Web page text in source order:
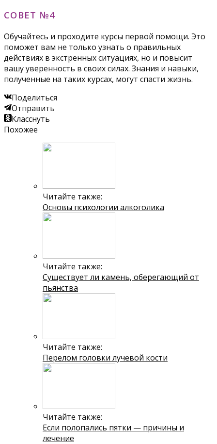
СОВЕТ №4
Обучайтесь и проходите курсы первой помощи. Это
поможет вам не только узнать о правильных
действиях в экстренных ситуациях, но и повысит
вашу уверенность в своих силах. Знания и навыки,
полученные на таких курсах, могут спасти жизнь.
Поделиться
Отправить
Класснуть
Похожее
Читайте также:
Основы психологии алкоголика
Читайте также:
Существует ли камень, оберегающий от
пьянства
Читайте также:
Перелом головки лучевой кости
Читайте также:
Если полопались пятки — причины и
лечение